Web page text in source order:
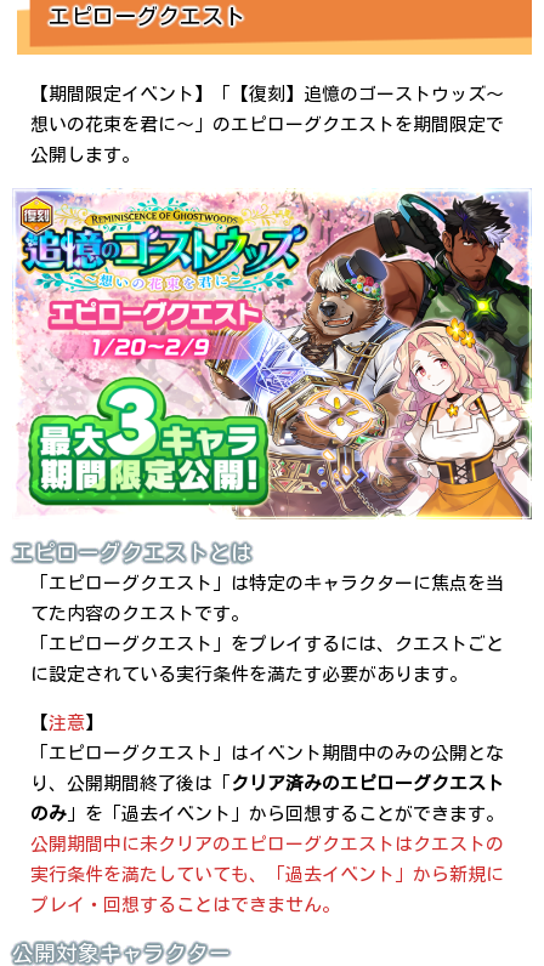
エピローグクエスト
【期間限定イベント】「【復刻】追憶のゴーストウッズ～
想いの花束を君に～」のエピローグクエストを期間限定で
公開します。
エピローグクエストとは
「エピローグクエスト」は特定のキャラクターに焦点を当
てた内容のクエストです。
「エピローグクエスト」をプレイするには、クエストごと
に設定されている実行条件を満たす必要があります。
【注意】
「エピローグクエスト」はイベント期間中のみの公開とな
り、公開期間終了後は「
クリア済みのエピローグクエスト
のみ 」を「過去イベント」から回想することができます。
公開期間中に未クリアのエピローグクエストはクエストの
実行条件を満たしていても、「過去イベント」から新規に
プレイ・回想することはできません。
公開対象キャラクター